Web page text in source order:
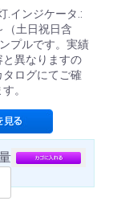
.インジケータ.:
（土日祝日含
プルです。実績
異なりますの
ログにてご確
。